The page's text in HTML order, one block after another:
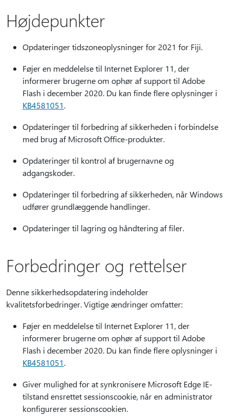
Højdepunkter
Opdateringer tidszoneoplysninger for 2021 for Fiji.
Føjer en meddelelse til Internet Explorer 11, der
informerer brugerne om ophør af support til Adobe
Flash i december 2020. Du kan finde flere oplysninger i
KB4581051.
Opdateringer til forbedring af sikkerheden i forbindelse
med brug af Microsoft Office-produkter.
Opdateringer til kontrol af brugernavne og
adgangskoder.
Opdateringer til forbedring af sikkerheden, når Windows
udfører grundlæggende handlinger.
Opdateringer til lagring og håndtering af filer.
Forbedringer og rettelser
Denne sikkerhedsopdatering indeholder
kvalitetsforbedringer. Vigtige ændringer omfatter:
Føjer en meddelelse til Internet Explorer 11, der
informerer brugerne om ophør af support til Adobe
Flash i december 2020. Du kan finde flere oplysninger i
KB4581051.
Giver mulighed for at synkronisere Microsoft Edge IE-
tilstand ensrettet sessionscookie, når en administrator
konfigurerer sessionscookien.